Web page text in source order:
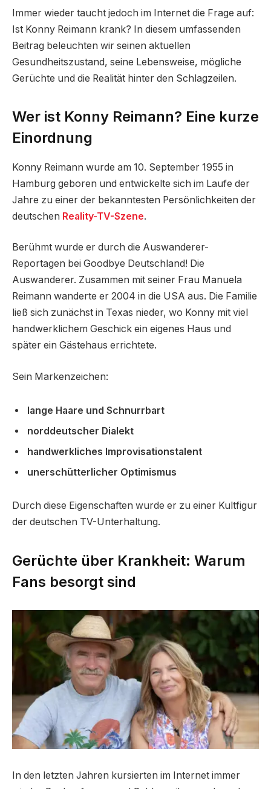
Immer wieder taucht jedoch im Internet die Frage auf:
Ist Konny Reimann krank? In diesem umfassenden
Beitrag beleuchten wir seinen aktuellen
Gesundheitszustand, seine Lebensweise, mögliche
Gerüchte und die Realität hinter den Schlagzeilen.
Wer ist Konny Reimann? Eine kurze
Einordnung
Konny Reimann wurde am 10. September 1955 in
Hamburg geboren und entwickelte sich im Laufe der
Jahre zu einer der bekanntesten Persönlichkeiten der
deutschen Reality-TV-Szene.
Berühmt wurde er durch die Auswanderer-
Reportagen bei Goodbye Deutschland! Die
Auswanderer. Zusammen mit seiner Frau Manuela
Reimann wanderte er 2004 in die USA aus. Die Familie
ließ sich zunächst in Texas nieder, wo Konny mit viel
handwerklichem Geschick ein eigenes Haus und
später ein Gästehaus errichtete.
Sein Markenzeichen:
lange Haare und Schnurrbart
norddeutscher Dialekt
handwerkliches Improvisationstalent
unerschütterlicher Optimismus
Durch diese Eigenschaften wurde er zu einer Kultfigur
der deutschen TV-Unterhaltung.
Gerüchte über Krankheit: Warum
Fans besorgt sind
In den letzten Jahren kursierten im Internet immer